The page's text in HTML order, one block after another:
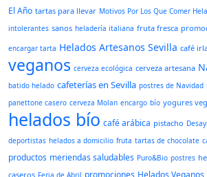
El Año tartas para llevar Motivos Por Los Que Comer
intolerantes sanos heladería italiana fruta fresca
encargar tarta Helados Artesanos Sevilla café
veganos cerveza ecológica cerveza artesana
batido helado cafeterías en Sevilla postres de Navidad
panettone casero cerveza Molan encargo bío yogures
helados bío café arábica pistacho
deportistas helados a domicilio fruta tartas de chocolate
productos meriendas saludables Puro&Bio postres
caseros Feria de Abril promociones Helados Veganos